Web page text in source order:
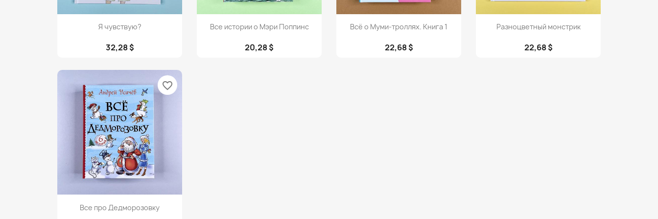
Просмотр
Я чувствую?
32,28 $
Просмотр
Все истории о Мэри Поппинс
20,28 $
Просмотр
Всё о Муми-троллях. Книга 1
22,68 $
Просмотр
Разноцветный монстрик
22,68 $
Просмотр
Все про Дедморозовку
favorite_border